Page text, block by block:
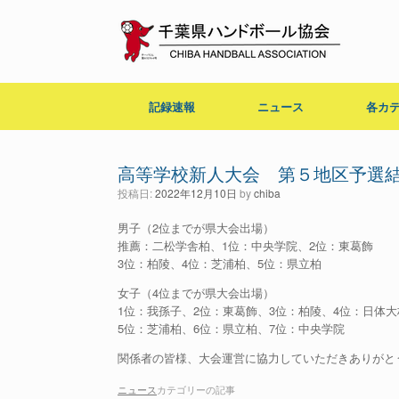
キ
記録速報 ニュース 各カ
高等学校新人大会 第５地区予選
投稿日:2022年12月10日 bychiba
男子（2位までが県大会出場）
推薦：二松学舎柏、1位：中央学院、2位：東葛飾
3位：柏陵、4位：芝浦柏、5位：県立柏
女子（4位までが県大会出場）
1位：我孫子、2位：東葛飾、3位：柏陵、4位：日体
5位：芝浦柏、6位：県立柏、7位：中央学院
関係者の皆様、大会運営に協力していただきありがと
ニュースカテゴリーの記事